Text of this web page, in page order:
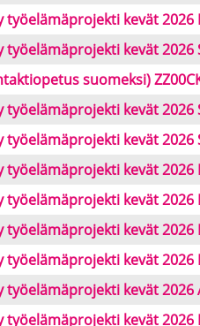
työelämäprojekti kevät 2026
työelämäprojekti kevät 2026
suomeksi)
työelämäprojekti kevät 2026
työelämäprojekti kevät 2026
työelämäprojekti kevät 2026
työelämäprojekti kevät 2026
työelämäprojekti kevät 2026
työelämäprojekti kevät 2026
työelämäprojekti kevät 2026
työelämäprojekti kevät 2026